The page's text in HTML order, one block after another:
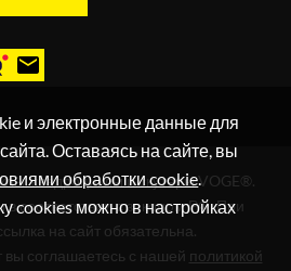
квадроциклы и скутеры VOGE®.
соответствии с законом РФ. При
на сайт обязательна.
соглашаетесь с нашей политикой
и электронные данные для
Оставаясь на сайте, вы
обработки cookie.
cookies можно в настройках